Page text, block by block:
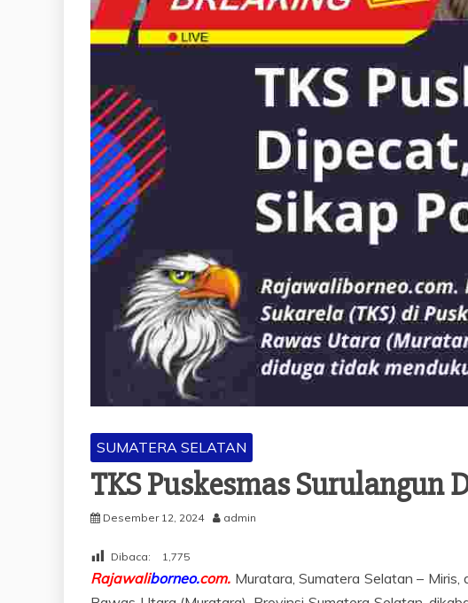
SUMATERA SELATAN
TKS Puskesmas Surulangun
Desember 12, 2024 admin
Dibaca: 1,775
Rajawaliborneo.com. Muratara, Sumatera Selatan –